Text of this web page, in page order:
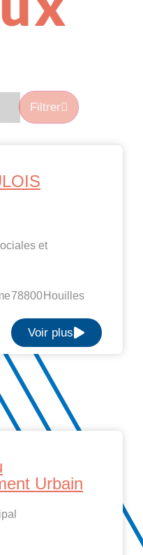
Filtrer
et
78800 Houilles
Voir plus
Urbain